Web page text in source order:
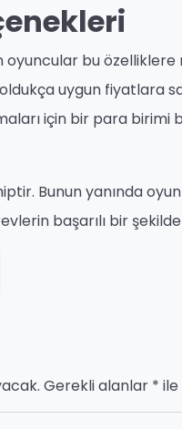
oyuncular bu
uygun fiyatlara
için bir para birimi
Bunun yanında
başarılı bir
Gerekli alanlar *